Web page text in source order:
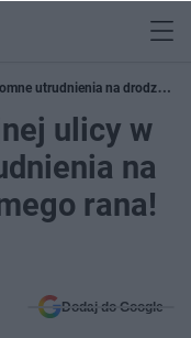
utrudnienia na drodze i
ulicy w
na
rana!
Dodaj do Google